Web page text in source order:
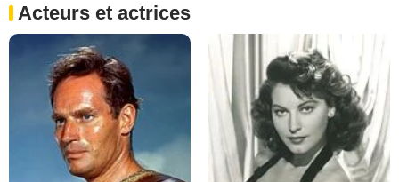
Acteurs et actrices